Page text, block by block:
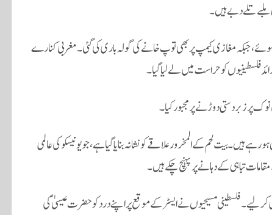
جبکہ مغازی کیمپ پر بھی توپ خانے کی گولہ باری کی گئی۔ مغربی کنارے
پر زبردستی دوڑنے پر مجبور کیا۔
ہیں۔ بیت لحم کے المخرور علاقے کو نشانہ بنایا گیا ہے، جو یونیسکو کی عالمی
تباہی کے دہانے پر پہنچ چکے ہیں۔
لیے۔ فلسطینی مسیحیوں نے ایسٹر کے موقع پر اپنے درد کو حضرت عیسیٰؑ کی